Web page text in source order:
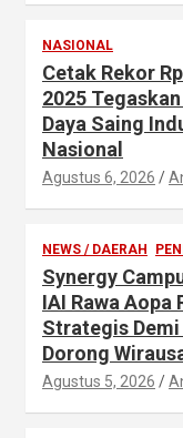
NASIONAL
Cetak Rekor
2025
Daya Saing
Nasional
Agustus 6, 2026
NEWS / DAERAH
Synergy
IAI Rawa
Strategis Demi
Dorong
Agustus 5, 2026